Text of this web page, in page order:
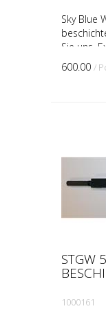
Sky Blue
Sie uns.
600.00 /
STGW
1000161